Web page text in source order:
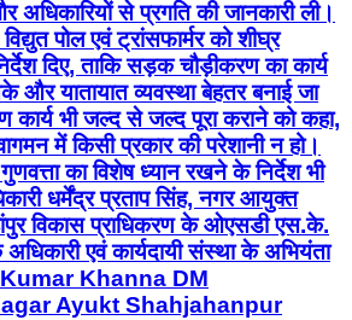
अधिकारियों से प्रगति की जानकारी ली।
पोल एवं ट्रांसफार्मर को शीघ्र
दिए, ताकि सड़क चौड़ीकरण का कार्य
और यातायात व्यवस्था बेहतर बनाई जा
कार्य भी जल्द से जल्द पूरा कराने को कहा,
में किसी प्रकार की परेशानी न हो।
गुणवत्ता का विशेष ध्यान रखने के निर्देश भी
धर्मेंद्र प्रताप सिंह, नगर आयुक्त
विकास प्राधिकरण के ओएसडी एस.के.
एवं कार्यदायी संस्था के अभियंता
Khanna DM
Ayukt Shahjahanpur